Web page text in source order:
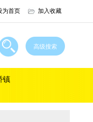
为首页 加入收藏
镇